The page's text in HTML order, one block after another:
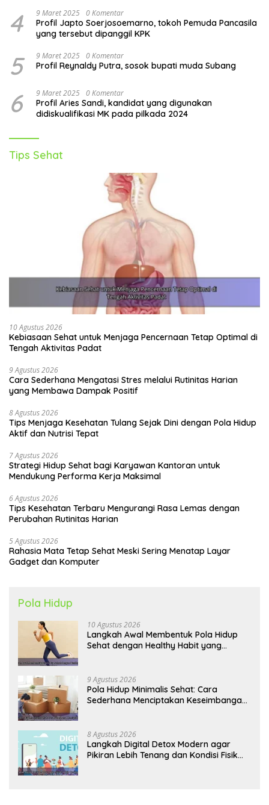
4 9 Maret 2025 0 Komentar
Profil Japto Soerjosoemarno, tokoh Pemuda Pancasila
yang tersebut dipanggil KPK
5 9 Maret 2025 0 Komentar
Profil Reynaldy Putra, sosok bupati muda Subang
6 9 Maret 2025 0 Komentar
Profil Aries Sandi, kandidat yang digunakan
didiskualifikasi MK pada pilkada 2024
Tips Sehat
10 Agustus 2026
Kebiasaan Sehat untuk Menjaga Pencernaan Tetap Optimal di
Tengah Aktivitas Padat
9 Agustus 2026
Cara Sederhana Mengatasi Stres melalui Rutinitas Harian
yang Membawa Dampak Positif
8 Agustus 2026
Tips Menjaga Kesehatan Tulang Sejak Dini dengan Pola Hidup
Aktif dan Nutrisi Tepat
7 Agustus 2026
Strategi Hidup Sehat bagi Karyawan Kantoran untuk
Mendukung Performa Kerja Maksimal
6 Agustus 2026
Tips Kesehatan Terbaru Mengurangi Rasa Lemas dengan
Perubahan Rutinitas Harian
5 Agustus 2026
Rahasia Mata Tetap Sehat Meski Sering Menatap Layar
Gadget dan Komputer
Pola Hidup
10 Agustus 2026
Langkah Awal Membentuk Pola Hidup
Sehat dengan Healthy Habit yang
9 Agustus 2026
Pola Hidup Minimalis Sehat: Cara
Sederhana Menciptakan Keseimbangan
8 Agustus 2026
Langkah Digital Detox Modern agar
Pikiran Lebih Tenang dan Kondisi Fisik